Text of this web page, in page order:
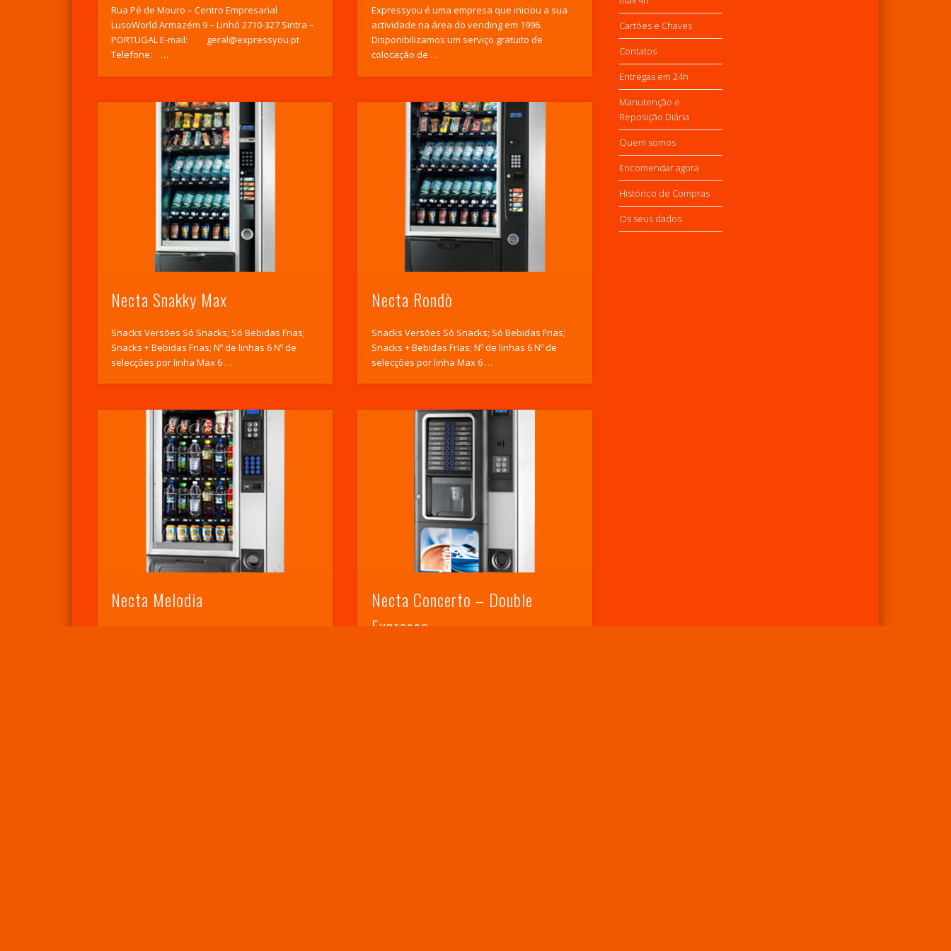
Rua Pé de Mouro – Centro Empresarial
LusoWorld Armazém 9 – Linhó 2710-327 Sintra –
PORTUGAL E-mail: geral@expressyou.pt
Telefone: …
Expressyou é uma empresa que iniciou a sua
actividade na área do vending em 1996.
Disponibilizamos um serviço gratuito de
colocação de …
Necta Snakky Max
Snacks Versões Só Snacks; Só Bebidas Frias;
Snacks + Bebidas Frias; Nº de linhas 6 Nº de
selecções por linha Max 6 …
Necta Rondò
Snacks Versões Só Snacks; Só Bebidas Frias;
Snacks + Bebidas Frias; Nº de linhas 6 Nº de
selecções por linha Max 6 …
Necta Melodia
Necta Concerto – Double
Expresso
Cartões e Chaves
Contatos
Entregas em 24h
Manutenção e
Reposição Diária
Quem somos
Encomendar agora
Histórico de Compras
Os seus dados